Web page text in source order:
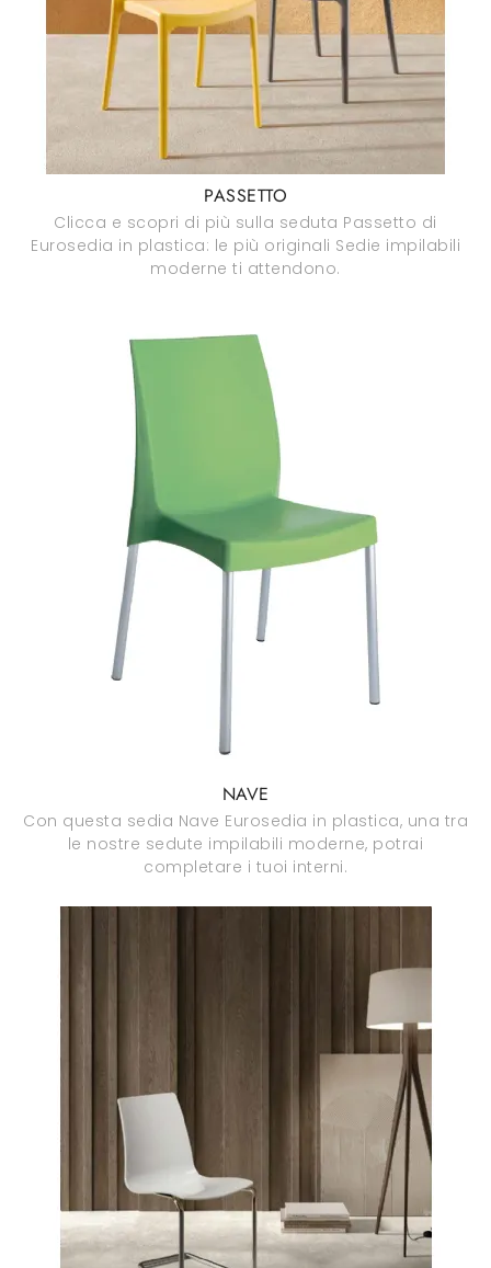
PASSETTO
Clicca e scopri di più sulla seduta Passetto di
Eurosedia in plastica: le più originali Sedie impilabili
moderne ti attendono.
NAVE
Con questa sedia Nave Eurosedia in plastica, una tra
le nostre sedute impilabili moderne, potrai
completare i tuoi interni.